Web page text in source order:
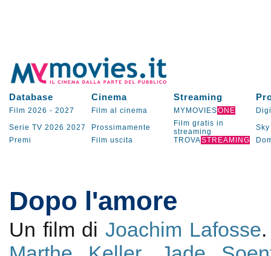
Database Cinema Streaming
Film 2026 - 2027 Film al cinema MYMOVIESONE
Serie TV 2026 2027 Prossimamente
Film gratis in
streaming
Sky
Premi
Film uscita TROVASTREAMING
Dopo l'amore
Un film diJoachim Lafosse